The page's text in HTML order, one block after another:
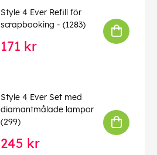
Style 4 Ever Refill för
scrapbooking - (1283)
171 kr
Style 4 Ever Set med
diamantmålade lampor
(299)
245 kr